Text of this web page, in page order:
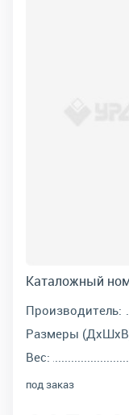
Каталожный
Производитель:
Размеры
Вес:
под заказ